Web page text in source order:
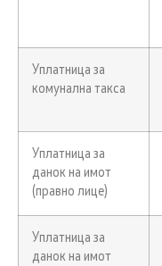
Уплатница за
комунална такса
Уплатница за
данок на имот
(правно лице)
Уплатница за
данок на имот